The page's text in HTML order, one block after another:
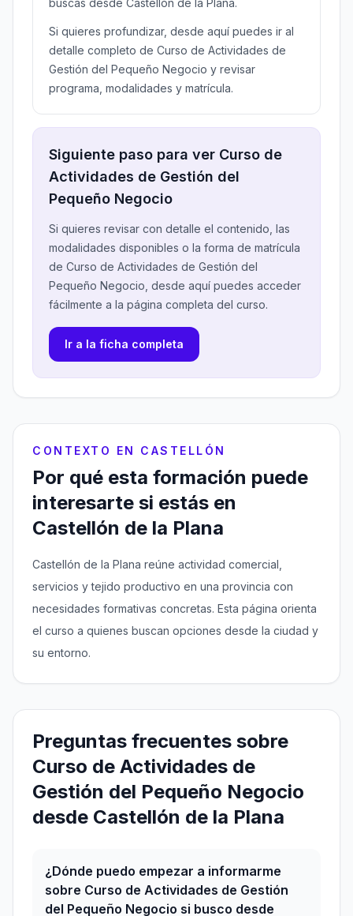
buscas desde Castellón de la Plana.
Si quieres profundizar, desde aquí puedes ir al
detalle completo de Curso de Actividades de
Gestión del Pequeño Negocio y revisar
programa, modalidades y matrícula.
Siguiente paso para ver Curso de
Actividades de Gestión del
Pequeño Negocio
Si quieres revisar con detalle el contenido, las
modalidades disponibles o la forma de matrícula
de Curso de Actividades de Gestión del
Pequeño Negocio, desde aquí puedes acceder
fácilmente a la página completa del curso.
Ir a la ficha completa
CONTEXTO EN CASTELLÓN
Por qué esta formación puede
interesarte si estás en
Castellón de la Plana
Castellón de la Plana reúne actividad comercial,
servicios y tejido productivo en una provincia con
necesidades formativas concretas. Esta página orienta
el curso a quienes buscan opciones desde la ciudad y
su entorno.
Preguntas frecuentes sobre
Curso de Actividades de
Gestión del Pequeño Negocio
desde Castellón de la Plana
¿Dónde puedo empezar a informarme
sobre Curso de Actividades de Gestión
del Pequeño Negocio si busco desde